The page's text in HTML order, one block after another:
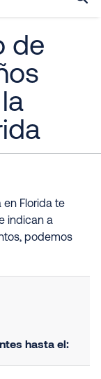
de
Florida te
indican a
podemos
hasta el: